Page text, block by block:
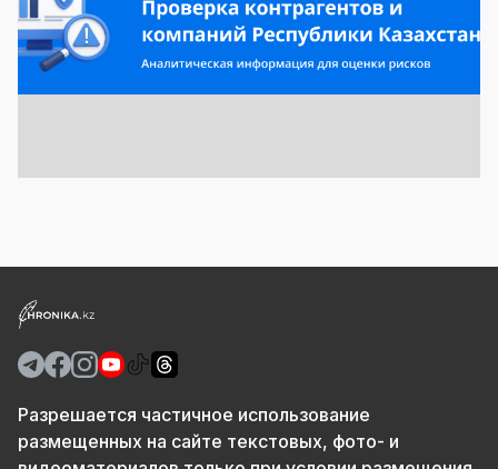
Разрешается частичное использование
размещенных на сайте текстовых, фото- и